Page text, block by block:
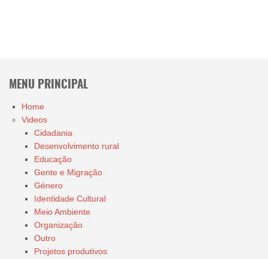
MENU PRINCIPAL
Home
Videos
Cidadania
Desenvolvimento rural
Educação
Gente e Migração
Género
Identidade Cultural
Meio Ambiente
Organização
Outro
Projetos produtivos